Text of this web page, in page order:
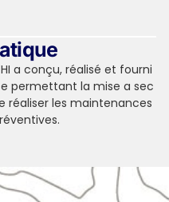
a conçu, réalisé et fourni
permettant la mise a sec
réaliser les maintenances